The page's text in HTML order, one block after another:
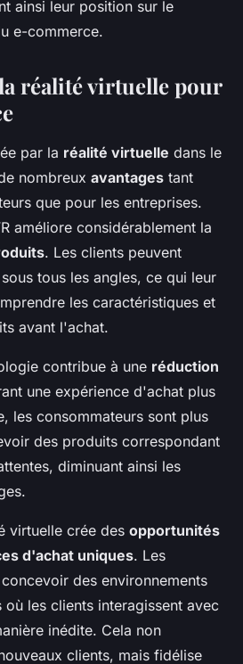
ainsi leur position sur le
e-commerce.
réalité virtuelle pour
par la réalité virtuelle dans le
nombreux avantages tant
que pour les entreprises.
améliore considérablement la
. Les clients peuvent
tous les angles, ce qui leur
les caractéristiques et
avant l'achat.
contribue à une réduction
une expérience d'achat plus
les consommateurs sont plus
des produits correspondant
diminuant ainsi les
virtuelle crée des opportunités
d'achat uniques. Les
des environnements
les clients interagissent avec
inédite. Cela non
clients, mais fidélise